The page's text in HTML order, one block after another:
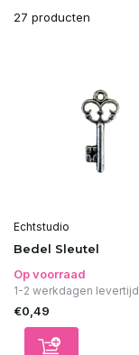
27 producten
Echtstudio
Bedel Sleutel
Op voorraad
1-2 werkdagen levertijd
€0,49